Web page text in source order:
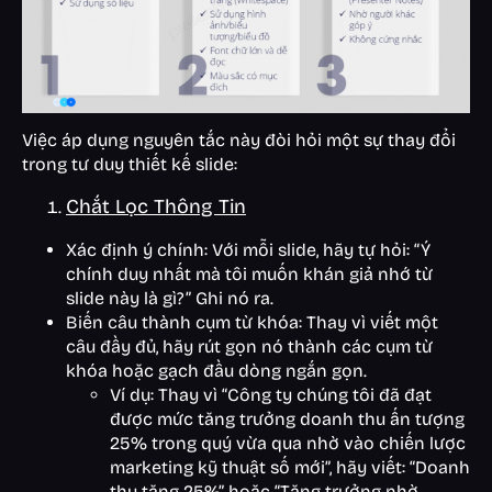
Việc áp dụng nguyên tắc này đòi hỏi một sự thay đổi
trong tư duy thiết kế slide:
Chắt Lọc Thông Tin
Xác định ý chính: Với mỗi slide, hãy tự hỏi: “Ý
chính duy nhất mà tôi muốn khán giả nhớ từ
slide này là gì?” Ghi nó ra.
Biến câu thành cụm từ khóa: Thay vì viết một
câu đầy đủ, hãy rút gọn nó thành các cụm từ
khóa hoặc gạch đầu dòng ngắn gọn.
Ví dụ: Thay vì “Công ty chúng tôi đã đạt
được mức tăng trưởng doanh thu ấn tượng
25% trong quý vừa qua nhờ vào chiến lược
marketing kỹ thuật số mới”, hãy viết: “Doanh